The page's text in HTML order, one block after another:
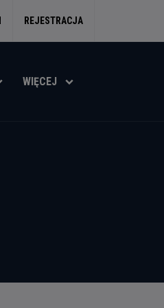
REJESTRACJA
WIĘCEJ